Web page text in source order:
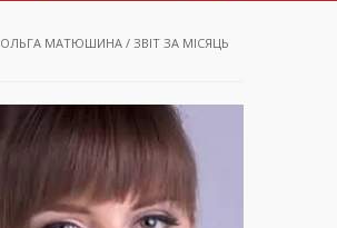
ОЛЬГА МАТЮШИНА / ЗВІТ ЗА МІСЯЦЬ